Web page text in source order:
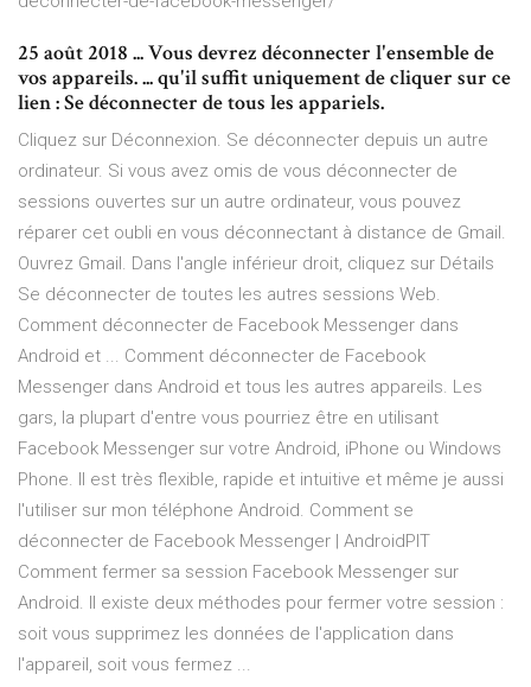
25 août 2018 ... Vous devrez déconnecter l'ensemble de
vos appareils. ... qu'il suffit uniquement de cliquer sur ce
lien : Se déconnecter de tous les appariels.
Cliquez sur Déconnexion. Se déconnecter depuis un autre
ordinateur. Si vous avez omis de vous déconnecter de
sessions ouvertes sur un autre ordinateur, vous pouvez
réparer cet oubli en vous déconnectant à distance de Gmail.
Ouvrez Gmail. Dans l'angle inférieur droit, cliquez sur Détails
Se déconnecter de toutes les autres sessions Web.
Comment déconnecter de Facebook Messenger dans
Android et ... Comment déconnecter de Facebook
Messenger dans Android et tous les autres appareils. Les
gars, la plupart d'entre vous pourriez être en utilisant
Facebook Messenger sur votre Android, iPhone ou Windows
Phone. Il est très flexible, rapide et intuitive et même je aussi
l'utiliser sur mon téléphone Android. Comment se
déconnecter de Facebook Messenger | AndroidPIT
Comment fermer sa session Facebook Messenger sur
Android. Il existe deux méthodes pour fermer votre session :
soit vous supprimez les données de l'application dans
l'appareil, soit vous fermez ...